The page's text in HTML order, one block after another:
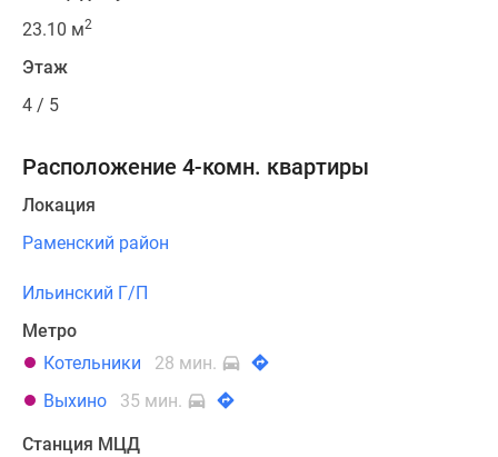
23.10 м2
Этаж
4 / 5
Расположение 4-комн. квартиры
Локация
Раменский район
Ильинский Г/П
Метро
Котельники
28 мин.
Выхино
35 мин.
Станция МЦД